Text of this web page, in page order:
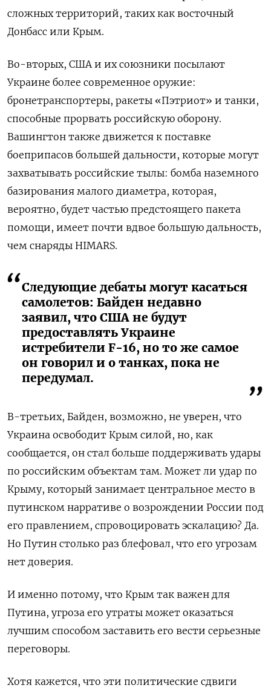
сложных территорий, таких как восточный
Донбасс или Крым.
Во-вторых, США и их союзники посылают
Украине более современное оружие:
бронетранспортеры, ракеты «Пэтриот» и танки,
способные прорвать российскую оборону.
Вашингтон также движется к поставке
боеприпасов большей дальности, которые могут
захватывать российские тылы: бомба наземного
базирования малого диаметра, которая,
вероятно, будет частью предстоящего пакета
помощи, имеет почти вдвое большую дальность,
чем снаряды HIMARS.
Следующие дебаты могут касаться
самолетов: Байден недавно
заявил, что США не будут
предоставлять Украине
истребители F-16, но то же самое
он говорил и о танках, пока не
передумал.
В-третьих, Байден, возможно, не уверен, что
Украина освободит Крым силой, но, как
сообщается, он стал больше поддерживать удары
по российским объектам там. Может ли удар по
Крыму, который занимает центральное место в
путинском нарративе о возрождении России под
его правлением, спровоцировать эскалацию? Да.
Но Путин столько раз блефовал, что его угрозам
нет доверия.
И именно потому, что Крым так важен для
Путина, угроза его утраты может оказаться
лучшим способом заставить его вести серьезные
переговоры.
Хотя кажется, что эти политические сдвиги